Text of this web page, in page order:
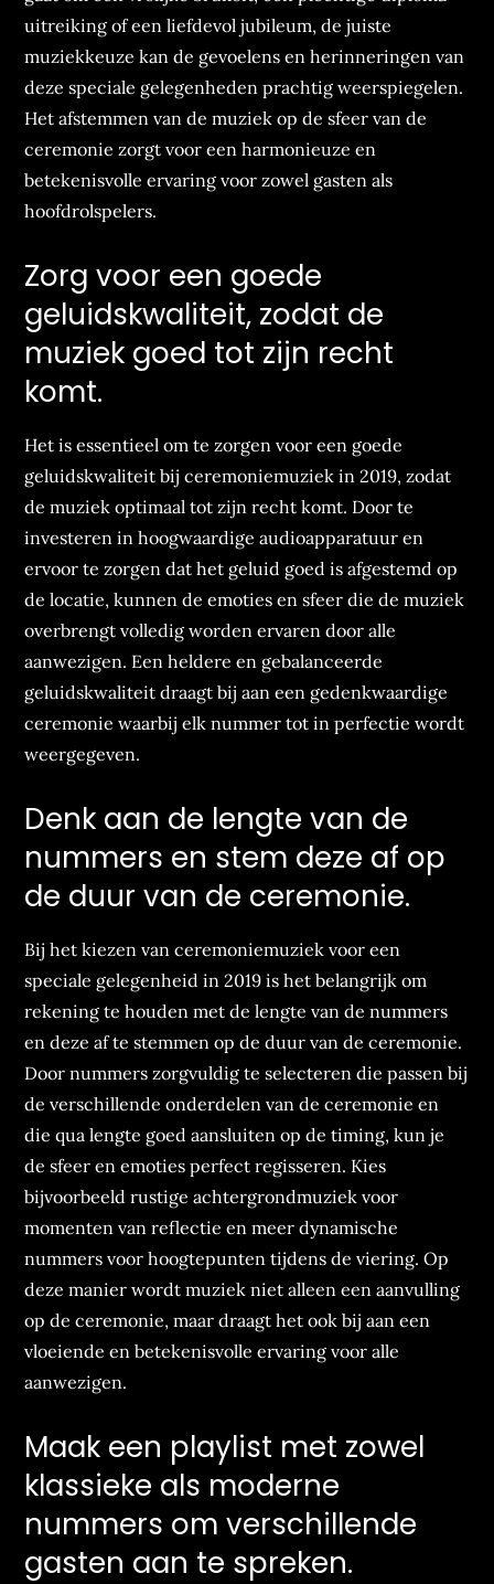
uitreiking of een liefdevol jubileum, de juiste
muziekkeuze kan de gevoelens en herinneringen van
deze speciale gelegenheden prachtig weerspiegelen.
Het afstemmen van de muziek op de sfeer van de
ceremonie zorgt voor een harmonieuze en
betekenisvolle ervaring voor zowel gasten als
hoofdrolspelers.
Zorg voor een goede
geluidskwaliteit, zodat de
muziek goed tot zijn recht
komt.
Het is essentieel om te zorgen voor een goede
geluidskwaliteit bij ceremoniemuziek in 2019, zodat
de muziek optimaal tot zijn recht komt. Door te
investeren in hoogwaardige audioapparatuur en
ervoor te zorgen dat het geluid goed is afgestemd op
de locatie, kunnen de emoties en sfeer die de muziek
overbrengt volledig worden ervaren door alle
aanwezigen. Een heldere en gebalanceerde
geluidskwaliteit draagt bij aan een gedenkwaardige
ceremonie waarbij elk nummer tot in perfectie wordt
weergegeven.
Denk aan de lengte van de
nummers en stem deze af op
de duur van de ceremonie.
Bij het kiezen van ceremoniemuziek voor een
speciale gelegenheid in 2019 is het belangrijk om
rekening te houden met de lengte van de nummers
en deze af te stemmen op de duur van de ceremonie.
Door nummers zorgvuldig te selecteren die passen bij
de verschillende onderdelen van de ceremonie en
die qua lengte goed aansluiten op de timing, kun je
de sfeer en emoties perfect regisseren. Kies
bijvoorbeeld rustige achtergrondmuziek voor
momenten van reflectie en meer dynamische
nummers voor hoogtepunten tijdens de viering. Op
deze manier wordt muziek niet alleen een aanvulling
op de ceremonie, maar draagt het ook bij aan een
vloeiende en betekenisvolle ervaring voor alle
aanwezigen.
Maak een playlist met zowel
klassieke als moderne
nummers om verschillende
gasten aan te spreken.